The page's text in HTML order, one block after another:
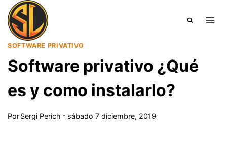
Saltar
contenido
SOFTWARE PRIVATIVO
Software privativo ¿Qué
es y como instalarlo?
PorSergi Perich sábado 7 diciembre, 2019